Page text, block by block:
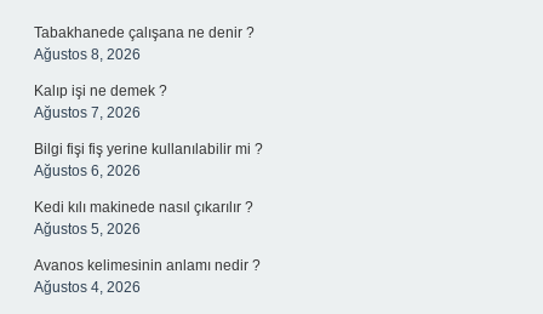
Tabakhanede çalışana ne denir ?
Ağustos 8, 2026
Kalıp işi ne demek ?
Ağustos 7, 2026
Bilgi fişi fiş yerine kullanılabilir mi ?
Ağustos 6, 2026
Kedi kılı makinede nasıl çıkarılır ?
Ağustos 5, 2026
Avanos kelimesinin anlamı nedir ?
Ağustos 4, 2026